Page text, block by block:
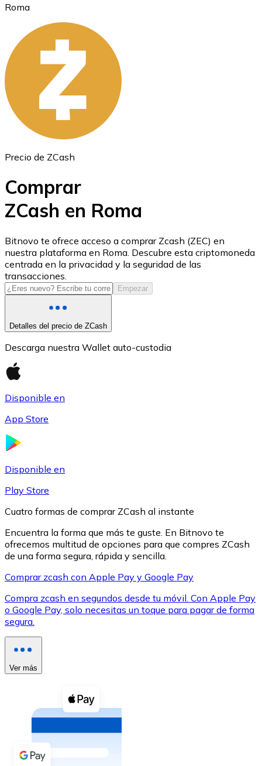
Ethereum
ETH
USD Coin
USDC
XRP
XRP
Efectivo
Comprar con efectivo
Transferencia SEPA
Añade fondos a tu cuenta Bitnovo o realiza compras
Roma
Precio de ZCash
Comprar
ZCash en Roma
Bitnovo te ofrece acceso a comprar Zcash (ZEC) en
nuestra plataforma en Roma. Descubre esta criptomoneda
centrada en la privacidad y la seguridad de las
transacciones.
Empezar
Detalles del precio de ZCash
Descarga nuestra Wallet auto-custodia
Disponible en
App Store
Disponible en
Play Store
Cuatro formas de comprar ZCash al instante
Encuentra la forma que más te guste. En Bitnovo te
ofrecemos multitud de opciones para que compres ZCash
de una forma segura, rápida y sencilla.
Comprar zcash con Apple Pay y Google Pay
Compra zcash en segundos desde tu móvil. Con Apple Pay
o Google Pay, solo necesitas un toque para pagar de forma
segura.
Ver más